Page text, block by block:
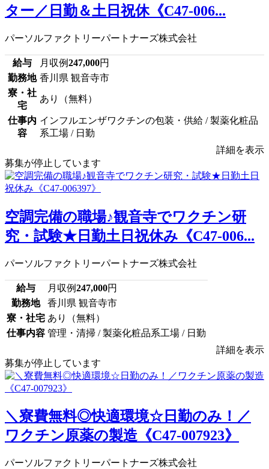
ター／日勤＆土日祝休《C47-006...
パーソルファクトリーパートナーズ株式会社
給与 月収例247,000円
勤務地 香川県 観音寺市
寮・社
宅
あり（無料）
仕事内
容
インフルエンザワクチンの包装・供給 / 製薬化粧品
系工場 / 日勤
詳細を表示
募集が停止しています
空調完備の職場♪観音寺でワクチン研
究・試験★日勤土日祝休み《C47-006...
パーソルファクトリーパートナーズ株式会社
給与 月収例247,000円
勤務地
香川県 観音寺市
寮・社宅 あり（無料）
仕事内容 管理・清掃 / 製薬化粧品系工場 / 日勤
詳細を表示
募集が停止しています
＼寮費無料◎快適環境☆日勤のみ！／
ワクチン原薬の製造《C47-007923》
パーソルファクトリーパートナーズ株式会社